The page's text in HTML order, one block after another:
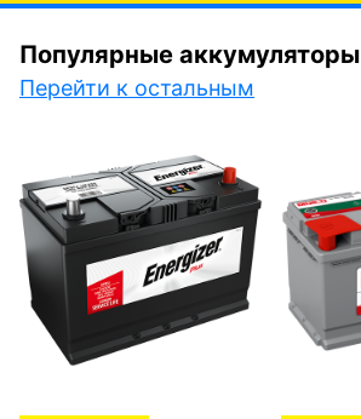
Популярные аккумуляторы
Перейти к остальным